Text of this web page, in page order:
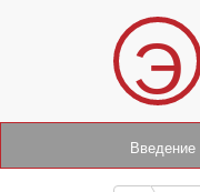
Э
Введение